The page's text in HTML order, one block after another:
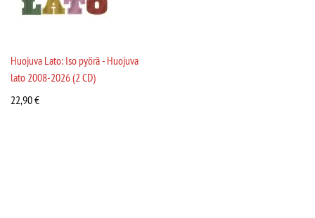
Huojuva Lato: Iso pyörä - Huojuva
lato 2008-2026 (2 CD)
22,90€